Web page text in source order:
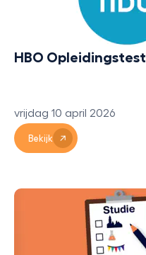
HBO Opleidingstest
vrijdag 10 april 2026
Bekijk